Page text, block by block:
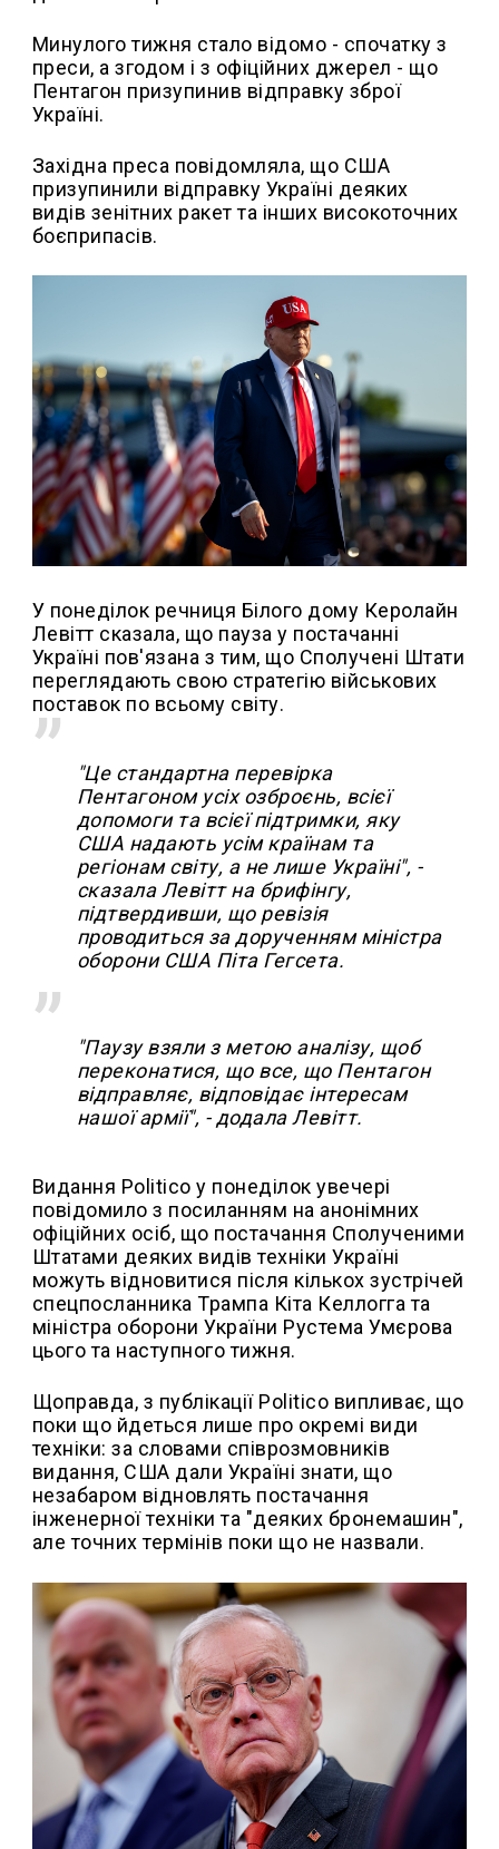
Минулого тижня стало відомо - спочатку з
преси, а згодом і з офіційних джерел - що
Пентагон призупинив відправку зброї
Україні.
Західна преса повідомляла, що США
призупинили відправку Україні деяких
видів зенітних ракет та інших високоточних
боєприпасів.
У понеділок речниця Білого дому Керолайн
Левітт сказала, що пауза у постачанні
Україні пов'язана з тим, що Сполучені Штати
переглядають свою стратегію військових
поставок по всьому світу.
"Це стандартна перевірка
Пентагоном усіх озброєнь, всієї
допомоги та всієї підтримки, яку
США надають усім країнам та
регіонам світу, а не лише Україні", -
сказала Левітт на брифінгу,
підтвердивши, що ревізія
проводиться за дорученням міністра
оборони США Піта Гегсета.
"Паузу взяли з метою аналізу, щоб
переконатися, що все, що Пентагон
відправляє, відповідає інтересам
нашої армії", - додала Левітт.
Видання Politico у понеділок увечері
повідомило з посиланням на анонімних
офіційних осіб, що постачання Сполученими
Штатами деяких видів техніки Україні
можуть відновитися після кількох зустрічей
спецпосланника Трампа Кіта Келлогга та
міністра оборони України Рустема Умєрова
цього та наступного тижня.
Щоправда, з публікації Politico випливає, що
поки що йдеться лише про окремі види
техніки: за словами співрозмовників
видання, США дали Україні знати, що
незабаром відновлять постачання
інженерної техніки та "деяких бронемашин",
але точних термінів поки що не назвали.